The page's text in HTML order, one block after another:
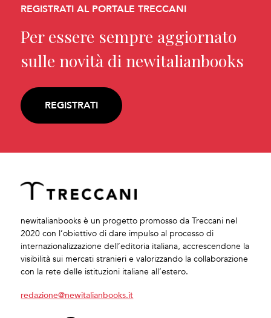
REGISTRATI AL PORTALE TRECCANI
Per essere sempre aggiornato
sulle novità di newitalianbooks
REGISTRATI
newitalianbooks è un progetto promosso da Treccani nel
2020 con l’obiettivo di dare impulso al processo di
internazionalizzazione dell’editoria italiana, accrescendone la
visibilità sui mercati stranieri e valorizzando la collaborazione
con la rete delle istituzioni italiane all’estero.
redazione@newitalianbooks.it